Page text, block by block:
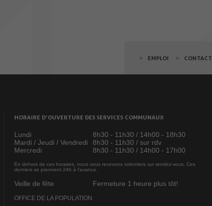
EMPLOI CONTACT
HORAIRE D’OUVERTURE DES SERVICES COMMUNAUX
Lundi
8h30 - 11h30 / 14h00 - 18h30
Mardi / Jeudi / Vendredi
8h30 - 11h30 / sur rdv
Mercredi
8h30 - 11h30 / 14h00 - 17h00
En dehors de ces horaires, nous vous recevons volontiers sur rendez-vous. Ces
derniers se prennent 24h à l’avance.
Veille de fête Fermeture 1 heure plus tôt!
OFFICE DE LA POPULATION